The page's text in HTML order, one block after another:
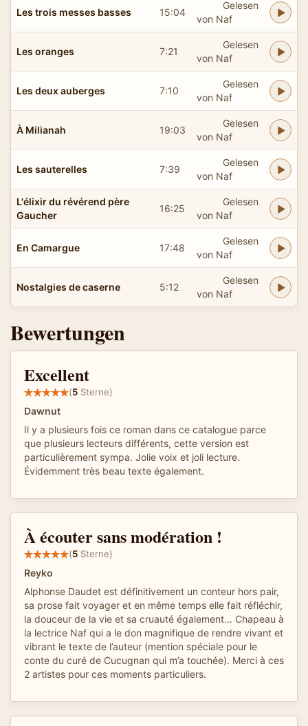
Les trois messes basses 15:04
Gelesen
von Naf
Les oranges 7:21
Gelesen
von Naf
Les deux auberges 7:10
Gelesen
von Naf
À Milianah 19:03
Gelesen
von Naf
Les sauterelles 7:39
Gelesen
von Naf
L'élixir du révérend père
Gaucher
16:25
Gelesen
von Naf
En Camargue 17:48
Gelesen
von Naf
Nostalgies de caserne 5:12
Gelesen
von Naf
Bewertungen
Excellent
(5 Sterne)
Dawnut
Il y a plusieurs fois ce roman dans ce catalogue parce
que plusieurs lecteurs différents, cette version est
particulièrement sympa. Jolie voix et joli lecture.
Évidemment très beau texte également.
À écouter sans modération !
(5 Sterne)
Reyko
Alphonse Daudet est définitivement un conteur hors pair,
sa prose fait voyager et en même temps elle fait réfléchir,
la douceur de la vie et sa cruauté également... Chapeau à
la lectrice Naf qui a le don magnifique de rendre vivant et
vibrant le texte de l’auteur (mention spéciale pour le
conte du curé de Cucugnan qui m’a touchée). Merci à ces
2 artistes pour ces moments particuliers.